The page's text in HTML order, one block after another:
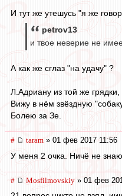
И тут же утешусь "я же
petrov13
и твое неверие не
А как же сглаз "на удачу" ?
Л.Адриану из той же грядки,
Вижу в нём звёздную
Болею за Зе.
# taram » 01 фев 2017 11:56
У меня 2 очка. Ничё не
# Mosfilmovskiy » 01 фев